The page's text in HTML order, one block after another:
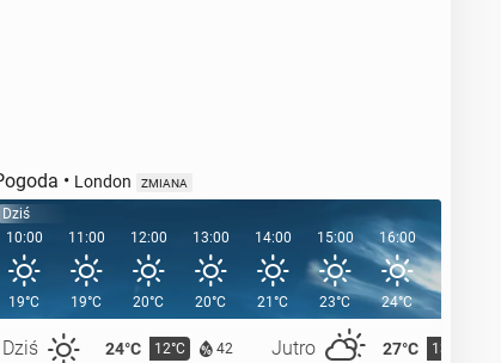
• London ZMIANA
Dziś
10:00
19°C
Dziś 24°C 12°C 42 Jutro 27°C 13°C
11:00
19°C
12:00
20°C
13:00
20°C
14:00
21°C
15:00
23°C
16:00
24°C
17:00